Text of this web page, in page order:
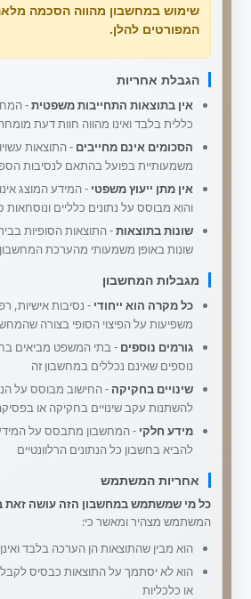
שימוש במחשבון מהווה הסכמה
המפורטים להלן.
הגבלת אחריות
אין בתוצאות התחייבות משפטית-
כללית בלבד ואינו מהווה חוות דעת
הסכומים אינם מחייבים - התוצאות
משמעותיית בפועל בהתאם לנסיבות
אין מתן ייעוץ משפטי - המידע המוצג
והוא מבוסס על נתונים כלליים ונוסחאות
שונות בתוצאות- התוצאות הסופיות
שונות באופן משמעותי מהערכת המחשבון
מגבלות המחשבון
כל מקרה הוא ייחודי - נסיבות אישיות,
משפיעות על הפיצוי הסופי בצורה
גורמים נוספים - בתי המשפט מביאים
נוספים שאינם נכללים במחשבון זה
שינויים בחקיקה - החישוב מבוסס על
להשתנות עקב שינויים בחקיקה או
מידע חלקי - המחשבון מתבסס על המידע
להביא בחשבון כל הנתונים הרלוונטיים
אחריות המשתמש
כל מי שמשתמש במחשבון הזה עושה זאת
המשתמש מצהיר ומאשר כי:
הוא מבין שהתוצאות הן הערכה בלבד
הוא לא יסתמך על התוצאות כבסיס
או כלכליות